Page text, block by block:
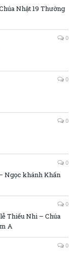
Nhật 19 Thường
0
0
0
0
Ngọc khánh Khấn
0
Thiếu Nhi – Chúa
A
0